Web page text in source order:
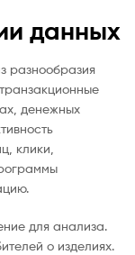
данных
разнообразия
денежных
клики,
для анализа.
о изделиях.